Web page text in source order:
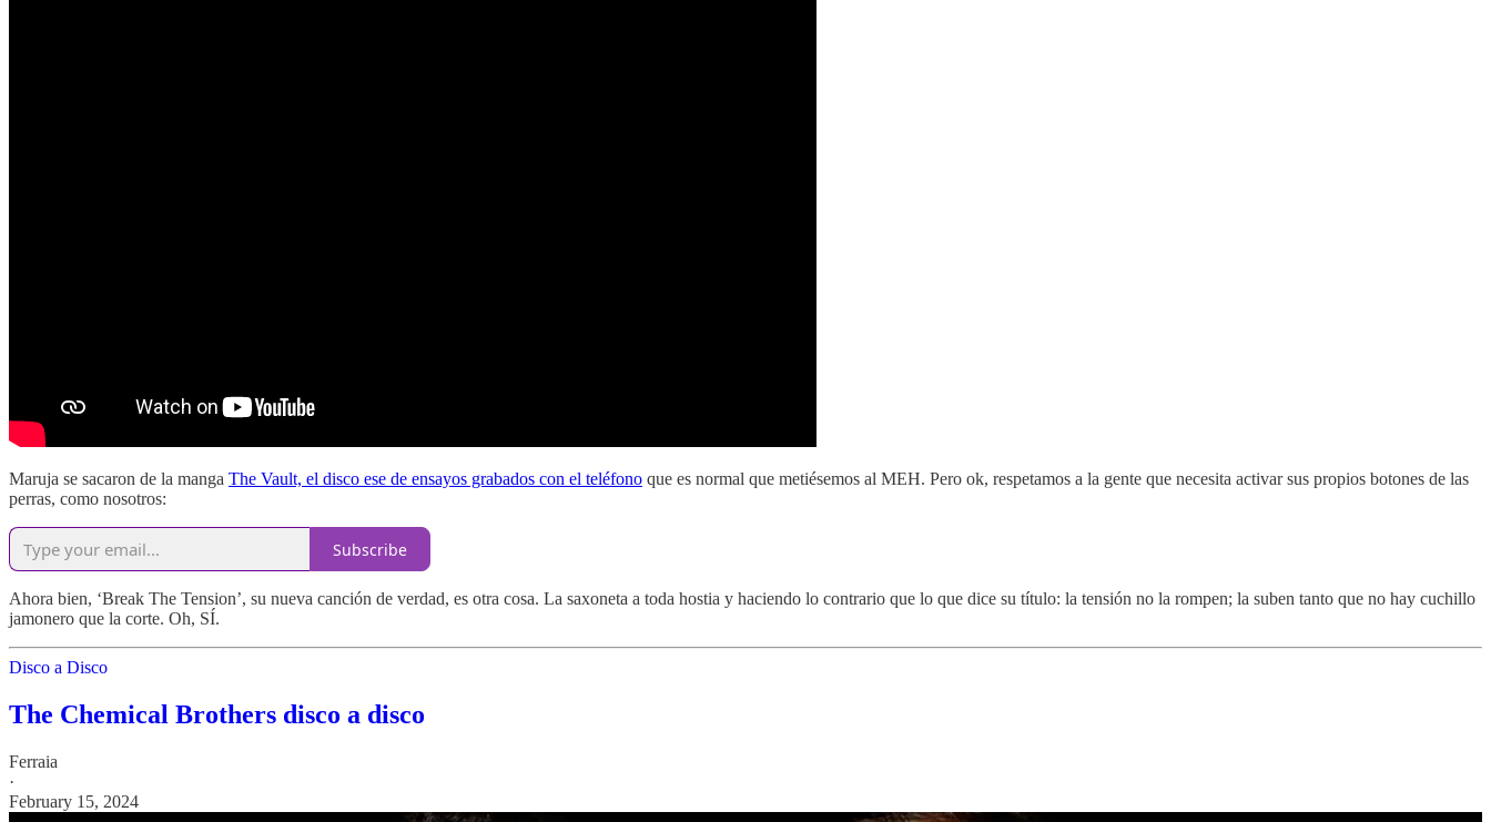
Maruja se sacaron de la manga The Vault, el disco ese de ensayos grabados con el teléfono que es normal que metiésemos al MEH. Pero ok, respetamos a la gente que necesita activar sus propios botones de las
perras, como nosotros:
Subscribe
Ahora bien, ‘Break The Tension’, su nueva canción de verdad, es otra cosa. La saxoneta a toda hostia y haciendo lo contrario que lo que dice su título: la tensión no la rompen; la suben tanto que no hay cuchillo
jamonero que la corte. Oh, SÍ.
Disco a Disco
The Chemical Brothers disco a disco
Ferraia
·
February 15, 2024